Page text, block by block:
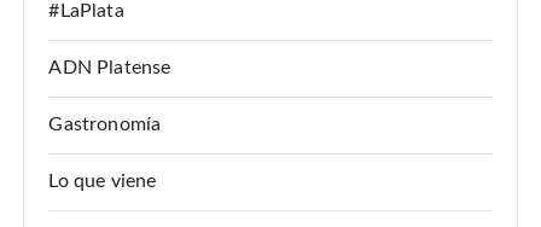
#LaPlata
ADN Platense
Gastronomía
Lo que viene